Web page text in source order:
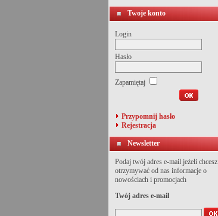
Twoje konto
Login
Hasło
Zapamiętaj
Przypomnij hasło
Rejestracja
Newsletter
Podaj twój adres e-mail jeżeli chcesz
otrzymywać od nas informacje o
nowościach i promocjach
Twój adres e-mail